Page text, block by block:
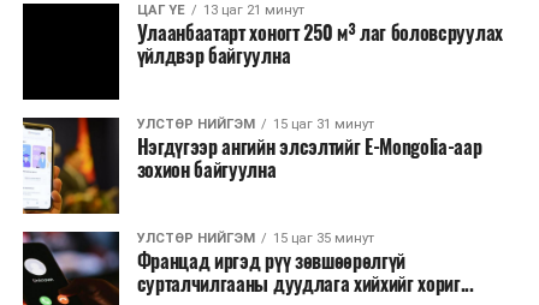
ЦАГ ҮЕ 13 цаг 21 минут
Улаанбаатарт хоногт 250 м³ лаг боловсруулах
үйлдвэр байгуулна
УЛСТӨР НИЙГЭМ 15 цаг 31 минут
Нэгдүгээр ангийн элсэлтийг E-Mongolia-аар
зохион байгуулна
УЛСТӨР НИЙГЭМ 15 цаг 35 минут
Францад иргэд рүү зөвшөөрөлгүй
сурталчилгааны дуудлага хийхийг хориг...